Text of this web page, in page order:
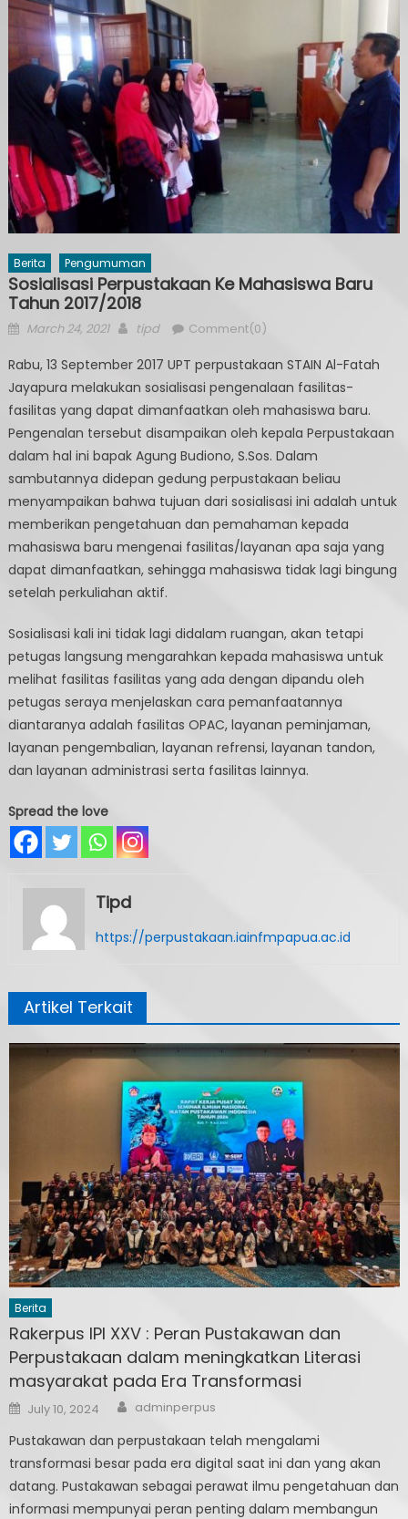
Berita Pengumuman
Sosialisasi Perpustakaan Ke Mahasiswa Baru
Tahun 2017/2018
Posted
March 24, 2021 Author
tipd Comment(0)
Rabu, 13 September 2017 UPT perpustakaan STAIN Al-Fatah
Jayapura melakukan sosialisasi pengenalaan fasilitas-
fasilitas yang dapat dimanfaatkan oleh mahasiswa baru.
Pengenalan tersebut disampaikan oleh kepala Perpustakaan
dalam hal ini bapak Agung Budiono, S.Sos. Dalam
sambutannya didepan gedung perpustakaan beliau
menyampaikan bahwa tujuan dari sosialisasi ini adalah untuk
memberikan pengetahuan dan pemahaman kepada
mahasiswa baru mengenai fasilitas/layanan apa saja yang
dapat dimanfaatkan, sehingga mahasiswa tidak lagi bingung
setelah perkuliahan aktif.
Sosialisasi kali ini tidak lagi didalam ruangan, akan tetapi
petugas langsung mengarahkan kepada mahasiswa untuk
melihat fasilitas fasilitas yang ada dengan dipandu oleh
petugas seraya menjelaskan cara pemanfaatannya
diantaranya adalah fasilitas OPAC, layanan peminjaman,
layanan pengembalian, layanan refrensi, layanan tandon,
dan layanan administrasi serta fasilitas lainnya.
Spread the love
Tipd
https://perpustakaan.iainfmpapua.ac.id
Artikel Terkait
Berita
Rakerpus IPI XXV : Peran Pustakawan dan
Perpustakaan dalam meningkatkan Literasi
masyarakat pada Era Transformasi
Posted
on
July 10, 2024 Author
adminperpus
Pustakawan dan perpustakaan telah mengalami
transformasi besar pada era digital saat ini dan yang akan
datang. Pustakawan sebagai perawat ilmu pengetahuan dan
informasi mempunyai peran penting dalam membangun